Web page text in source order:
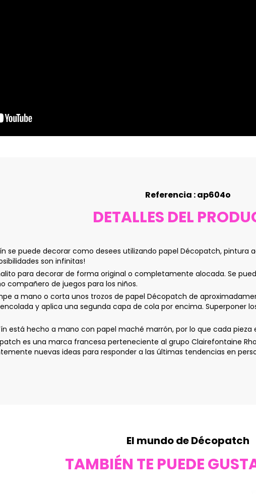
Referencia : ap604o
DETALLES DEL
se puede decorar como desees utilizando papel Décopatch,
son infinitas!
para decorar de forma original o completamente alocada. Se
compañero de juegos para los niños.
a mano o corta unos trozos de papel Décopatch de
y aplica una segunda capa de cola por encima. Superponer
está hecho a mano con papel maché marrón, por lo que cada pieza
es una marca francesa perteneciente al grupo Clairefontaine
nuevas ideas para responder a las últimas tendencias en
El mundo de Décopatch
TAMBIÉN TE PUEDE